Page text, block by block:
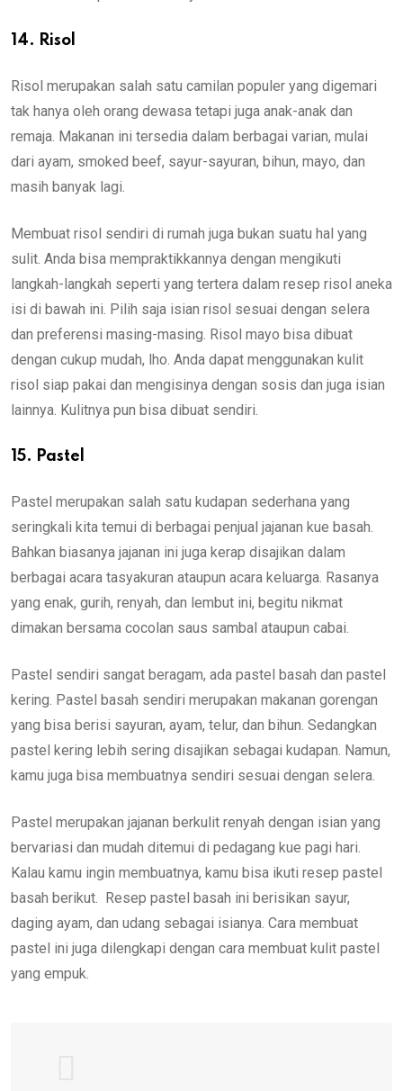
14. Risol
Risol merupakan salah satu camilan populer yang digemari
tak hanya oleh orang dewasa tetapi juga anak-anak dan
remaja. Makanan ini tersedia dalam berbagai varian, mulai
dari ayam, smoked beef, sayur-sayuran, bihun, mayo, dan
masih banyak lagi.
Membuat risol sendiri di rumah juga bukan suatu hal yang
sulit. Anda bisa mempraktikkannya dengan mengikuti
langkah-langkah seperti yang tertera dalam resep risol aneka
isi di bawah ini. Pilih saja isian risol sesuai dengan selera
dan preferensi masing-masing. Risol mayo bisa dibuat
dengan cukup mudah, lho. Anda dapat menggunakan kulit
risol siap pakai dan mengisinya dengan sosis dan juga isian
lainnya. Kulitnya pun bisa dibuat sendiri.
15. Pastel
Pastel merupakan salah satu kudapan sederhana yang
seringkali kita temui di berbagai penjual jajanan kue basah.
Bahkan biasanya jajanan ini juga kerap disajikan dalam
berbagai acara tasyakuran ataupun acara keluarga. Rasanya
yang enak, gurih, renyah, dan lembut ini, begitu nikmat
dimakan bersama cocolan saus sambal ataupun cabai.
Pastel sendiri sangat beragam, ada pastel basah dan pastel
kering. Pastel basah sendiri merupakan makanan gorengan
yang bisa berisi sayuran, ayam, telur, dan bihun. Sedangkan
pastel kering lebih sering disajikan sebagai kudapan. Namun,
kamu juga bisa membuatnya sendiri sesuai dengan selera.
Pastel merupakan jajanan berkulit renyah dengan isian yang
bervariasi dan mudah ditemui di pedagang kue pagi hari.
Kalau kamu ingin membuatnya, kamu bisa ikuti resep pastel
basah berikut. Resep pastel basah ini berisikan sayur,
daging ayam, dan udang sebagai isianya. Cara membuat
pastel ini juga dilengkapi dengan cara membuat kulit pastel
yang empuk.